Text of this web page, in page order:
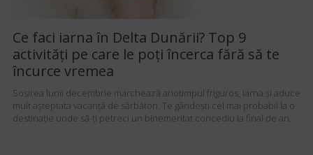
Ce faci iarna în Delta Dunării? Top 9
activități pe care le poți încerca fără să te
încurce vremea
Sosirea lunii decembrie marchează anotimpul friguros, iarna și aduce
mult așteptata vacanță de sărbători. Te gândești cel mai probabil la o
destinație unde să-ți petreci un binemeritat concediu la final de an.